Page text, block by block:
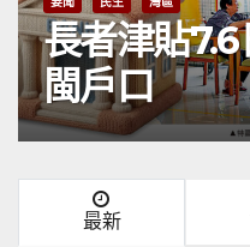
長者津貼
閩戶口
最新